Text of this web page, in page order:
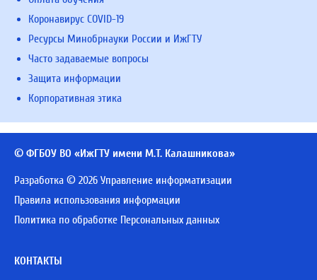
Коронавирус COVID-19
Ресурсы Минобрнауки России и ИжГТУ
Часто задаваемые вопросы
Защита информации
Корпоративная этика
© ФГБОУ ВО «ИжГТУ имени М.Т. Калашникова»
Разработка © 2026 Управление информатизации
Правила использования информации
Политика по обработке Персональных данных
КОНТАКТЫ